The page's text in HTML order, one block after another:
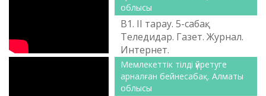
облысы
B1. ІІ тарау. 5-сабақ.
Теледидар. Газет. Журнал.
Интернет.
Мемлекеттік тілді үйретуге
арналған бейнесабақ. Алматы
облысы